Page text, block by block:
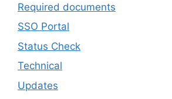
Required documents
SSO Portal
Status Check
Technical
Updates